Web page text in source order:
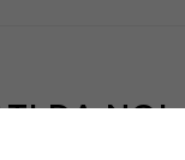
DA NOI